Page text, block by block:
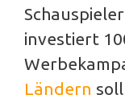
investiert
Ländern